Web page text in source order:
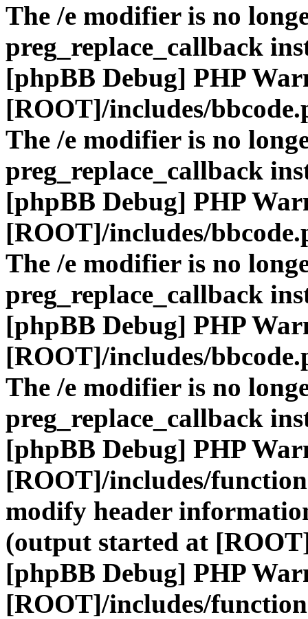
The /e modifier is no
preg_replace_callback
[phpBB Debug] PHP
[ROOT]/includes/
The /e modifier is no
preg_replace_callback
[phpBB Debug] PHP
[ROOT]/includes/
The /e modifier is no
preg_replace_callback
[phpBB Debug] PHP
[ROOT]/includes/
The /e modifier is no
preg_replace_callback
[phpBB Debug] PHP
[ROOT]/includes/
modify header
(output started at
[phpBB Debug] PHP
[ROOT]/includes/